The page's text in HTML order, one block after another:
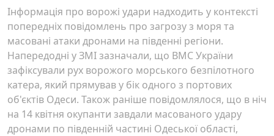
Інформація про ворожі удари надходить у контексті
попередніх повідомлень про загрозу з моря та
масовані атаки дронами на південні регіони.
Напередодні у ЗМІ зазначали, що ВМС України
зафіксували рух ворожого морського безпілотного
катера, який прямував у бік одного з портових
об'єктів Одеси. Також раніше повідомлялося, що в ніч
на 14 квітня окупанти завдали масованого удару
дронами по південній частині Одеської області,